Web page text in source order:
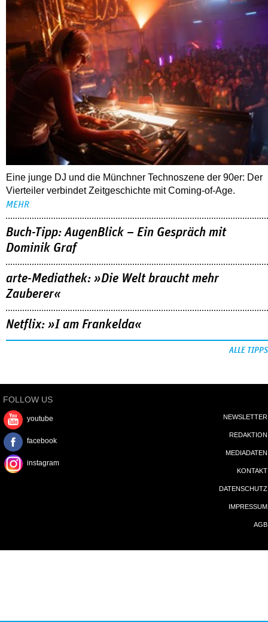
Eine junge DJ und die Münchner Technoszene der 90er: Der
Vierteiler verbindet Zeitgeschichte mit Coming-of-Age.
MEHR
Buch-Tipp: AugenBlick – Ein Gespräch mit
Dominik Graf
arte-Mediathek: »Die Welt braucht mehr
Zauberer«
Netflix: »I am Frankelda«
ALLE TIPPS
FOLLOW US
youtube
facebook
instagram
NEWSLETTER
REDAKTION
MEDIADATEN
KONTAKT
DATENSCHUTZ
IMPRESSUM
AGB